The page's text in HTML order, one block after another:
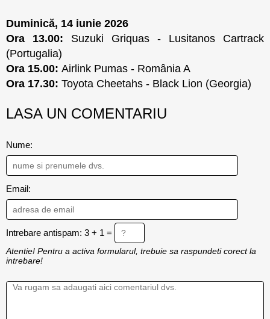
Duminică, 14 iunie 2026
Ora 13.00: Suzuki Griquas - Lusitanos Cartrack
(Portugalia)
Ora 15.00: Airlink Pumas - România A
Ora 17.30: Toyota Cheetahs - Black Lion (Georgia)
LASA UN COMENTARIU
Nume:
Email:
Intrebare antispam: 3 + 1 =
Atentie! Pentru a activa formularul, trebuie sa raspundeti corect la
intrebare!